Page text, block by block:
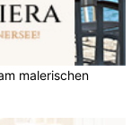
malerischen